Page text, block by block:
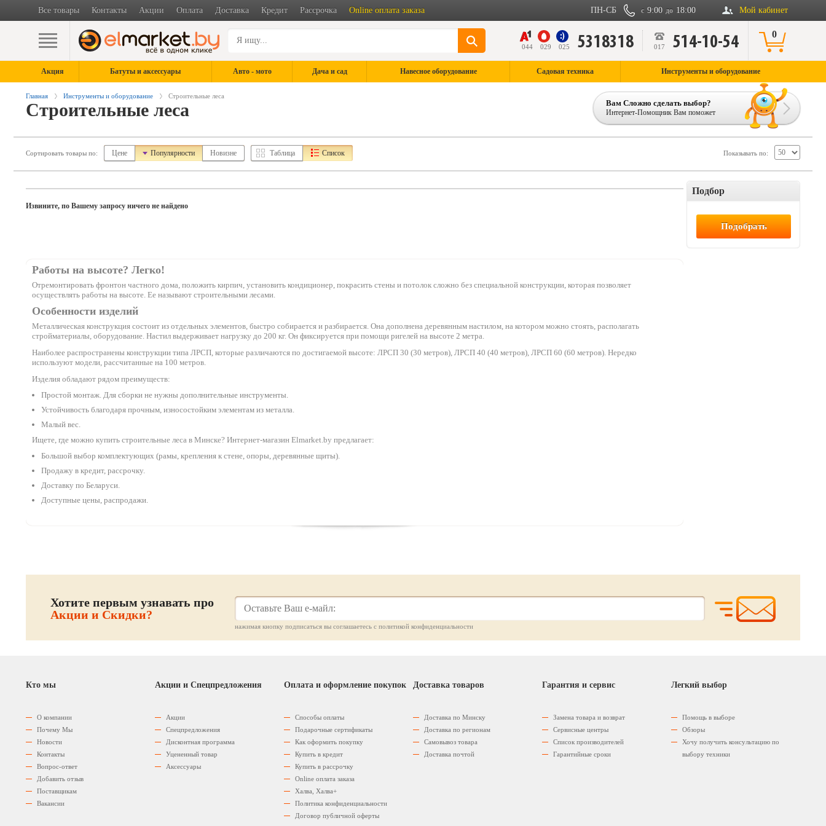
Все товары Контакты Акции Оплата Доставка Кредит Рассрочка Online оплата заказа Мой кабинет
с 9:00 до 18:00
ПН-СБ
044 029 025 5318318 017 514-10-54 0
Акция Батуты и аксессуары Авто - мото Дача и сад Навесное оборудование Садовая техника Инструменты и оборудование
Главная Инструменты и оборудование Строительные леса
Строительные леса Вам Сложно сделать выбор?
Интернет-Помощник Вам поможет
Сортировать товары по: Цене Популярности Новизне Таблица Список Показывать по:
Извините, по Вашему запросу ничего не найдено
Работы на высоте? Легко!
Отремонтировать фронтон частного дома, положить кирпич, установить кондиционер, покрасить стены и потолок сложно без специальной конструкции, которая позволяет
осуществлять работы на высоте. Ее называют строительными лесами.
Особенности изделий
Металлическая конструкция состоит из отдельных элементов, быстро собирается и разбирается. Она дополнена деревянным настилом, на котором можно стоять, располагать
стройматериалы, оборудование. Настил выдерживает нагрузку до 200 кг. Он фиксируется при помощи ригелей на высоте 2 метра.
Наиболее распространены конструкции типа ЛРСП, которые различаются по достигаемой высоте: ЛРСП 30 (30 метров), ЛРСП 40 (40 метров), ЛРСП 60 (60 метров). Нередко
используют модели, рассчитанные на 100 метров.
Изделия обладают рядом преимуществ:
Простой монтаж. Для сборки не нужны дополнительные инструменты.
Устойчивость благодаря прочным, износостойким элементам из металла.
Малый вес.
Ищете, где можно купить строительные леса в Минске? Интернет-магазин Elmarket.by предлагает:
Большой выбор комплектующих (рамы, крепления к стене, опоры, деревянные щиты).
Продажу в кредит, рассрочку.
Доставку по Беларуси.
Доступные цены, распродажи.
Подбор
Хотите первым узнавать про
Акции и Скидки?
нажимая кнопку подписаться вы соглашаетесь с политикой конфиденциальности
Кто мы
О компании
Почему Мы
Новости
Контакты
Вопрос-ответ
Добавить отзыв
Поставщикам
Вакансии
Акции и Спецпредложения
Акции
Спецпредложения
Дисконтная программа
Уцененный товар
Аксессуары
Оплата и оформление покупок
Способы оплаты
Подарочные сертификаты
Как оформить покупку
Купить в кредит
Купить в рассрочку
Оnline оплата заказа
Халва, Халва+
Политика конфиденциальности
Договор публичной оферты
Доставка товаров
Доставка по Минску
Доставка по регионам
Самовывоз товара
Доставка почтой
Гарантия и сервис
Замена товара и возврат
Сервисные центры
Список производителей
Гарантийные сроки
Легкий выбор
Помощь в выборе
Обзоры
Хочу получить консультацию по
выбору техники